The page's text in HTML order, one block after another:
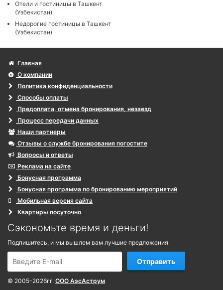
Отели и гостиницы в Ташкент
(Узбекистан)
Недорогие гостиницы в Ташкент
(Узбекистан)
Главная
О компании
Политика конфиденциальности
Способы оплаты
Предоплата, отмена бронирования, незаезд
Процесс передачи данных
Наши партнеры
Отзывы о службе бронирования погостите
Вопросы и ответы
Реклама на сайте
Бонусная программа
Бонусная программа по бронированию мероприятий
Мобильная версия сайта
Квартиры посуточно
Сэкономьте время и деньги!
Подпишитесь, и мы вышлем вам лучшие предложения
Отправить
© 2005-2026гг. ООО АэсАструм